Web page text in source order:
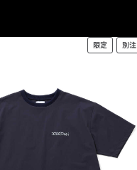
限定 別注